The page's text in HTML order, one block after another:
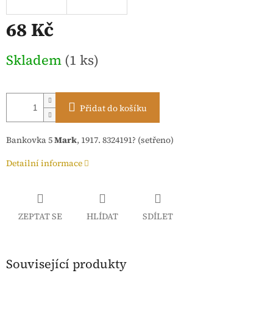
68 Kč
cena:
Skladem (1 ks)
Přidat do košíku
Bankovka 5Mark, 1917. 8324191? (setřeno)
Detailní informace
ZEPTAT SE HLÍDAT SDÍLET
Související produkty